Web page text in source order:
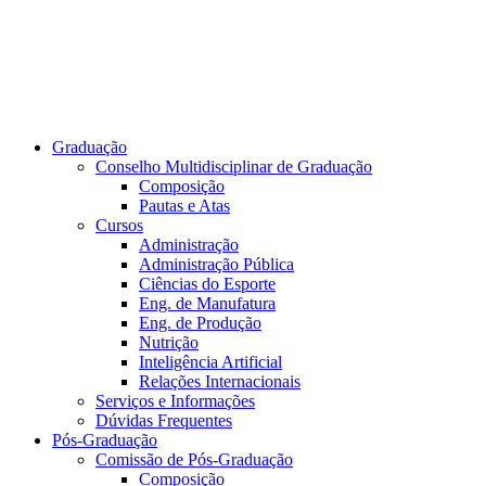
Graduação
Conselho Multidisciplinar de Graduação
Composição
Pautas e Atas
Cursos
Administração
Administração Pública
Ciências do Esporte
Eng. de Manufatura
Eng. de Produção
Nutrição
Inteligência Artificial
Relações Internacionais
Serviços e Informações
Dúvidas Frequentes
Pós-Graduação
Comissão de Pós-Graduação
Composição